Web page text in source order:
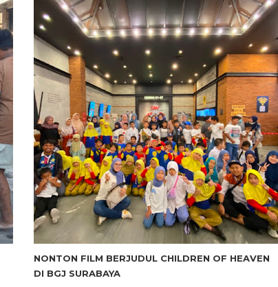
NONTON FILM BERJUDUL CHILDREN OF HEAVEN
DI BGJ SURABAYA